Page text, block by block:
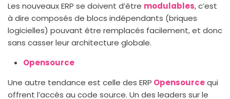
Les nouveaux ERP se doivent d’être modulables, c’est
à dire composés de blocs indépendants (briques
logicielles) pouvant être remplacés facilement, et donc
sans casser leur architecture globale.
Opensource
Une autre tendance est celle des ERP Opensourcequi
offrent l’accès au code source. Un des leaders sur le